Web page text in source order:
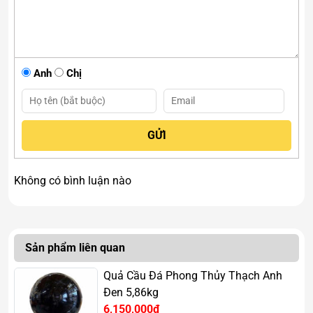
khắp không gian mà còn giúp duy trì sự cân bằng, hài
hòa lâu dài.
Anh Chị
Không có bình luận nào
Sản phẩm liên quan
Quả Cầu Đá Phong Thủy Thạch Anh
Đen 5,86kg
6,150,000đ